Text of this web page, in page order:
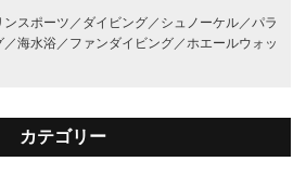
スポーツ／ ダイビング／ シュノーケル／パラ
／海水浴／ ファンダイビング／ホエールウォッ
カテゴリー